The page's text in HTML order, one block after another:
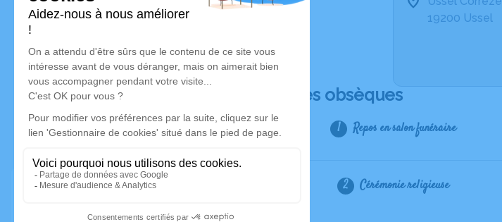
19200 Ussel
Déroulé des obsèques
Repos en salon funéraire
Cérémonie religieuse